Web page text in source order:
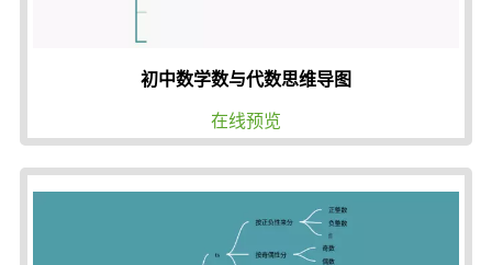
初中数学数与代数思维导图
在线预览